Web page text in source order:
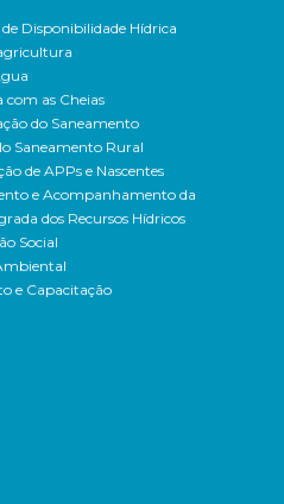
Disponibilidade Hídrica
com as Cheias
do Saneamento
Saneamento Rural
de APPs e Nascentes
e Acompanhamento da
dos Recursos Hídricos
Social
e Capacitação